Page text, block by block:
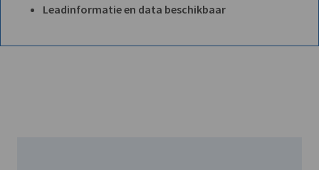
Leadinformatie en data beschikbaar